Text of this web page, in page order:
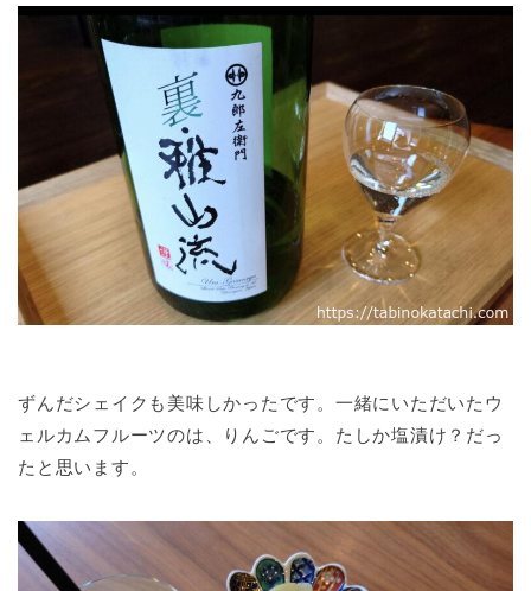
ずんだシェイクも美味しかったです。一緒にいただいたウ
ェルカムフルーツのは、りんごです。たしか塩漬け？だっ
たと思います。